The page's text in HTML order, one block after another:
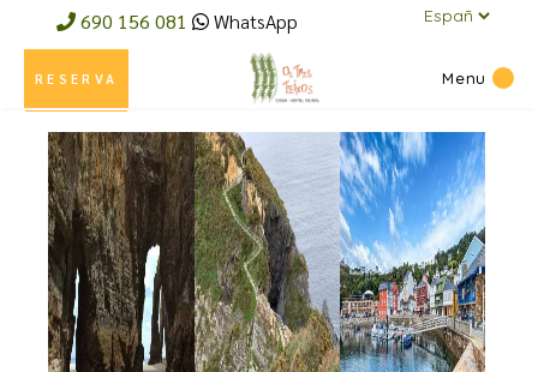
690 156 081 WhatsApp idioma
RESERVA Menu